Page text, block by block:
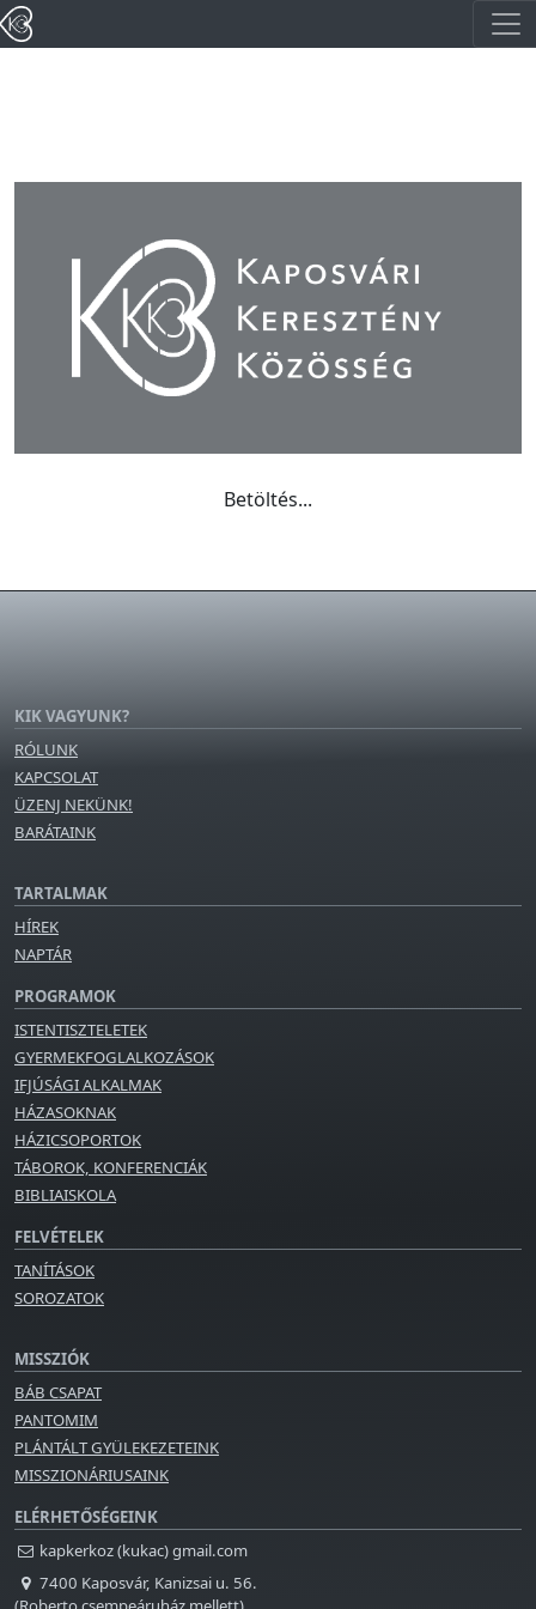
Betöltés...
KIK VAGYUNK?
RÓLUNK
KAPCSOLAT
ÜZENJ NEKÜNK!
BARÁTAINK
TARTALMAK
HÍREK
NAPTÁR
PROGRAMOK
ISTENTISZTELETEK
GYERMEKFOGLALKOZÁSOK
IFJÚSÁGI ALKALMAK
HÁZASOKNAK
HÁZICSOPORTOK
TÁBOROK, KONFERENCIÁK
BIBLIAISKOLA
FELVÉTELEK
TANÍTÁSOK
SOROZATOK
MISSZIÓK
BÁB CSAPAT
PANTOMIM
PLÁNTÁLT GYÜLEKEZETEINK
MISSZIONÁRIUSAINK
ELÉRHETŐSÉGEINK
kapkerkoz (kukac) gmail.com
7400 Kaposvár, Kanizsai u. 56.